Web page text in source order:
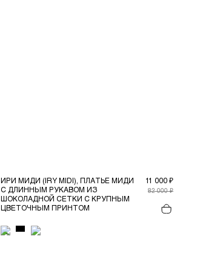
ИРИ МИДИ (IRY MIDI), ПЛАТЬЕ МИДИ
С ДЛИННЫМ РУКАВОМ ИЗ
ШОКОЛАДНОЙ СЕТКИ С КРУПНЫМ
ЦВЕТОЧНЫМ ПРИНТОМ
11 000 ₽
82 000 ₽